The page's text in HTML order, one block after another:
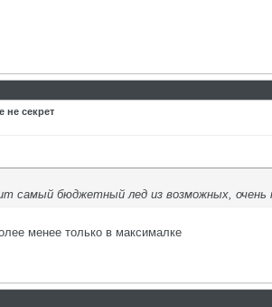
не секрет
самый бюджетный лед из возможных, очень
менее только в максималке